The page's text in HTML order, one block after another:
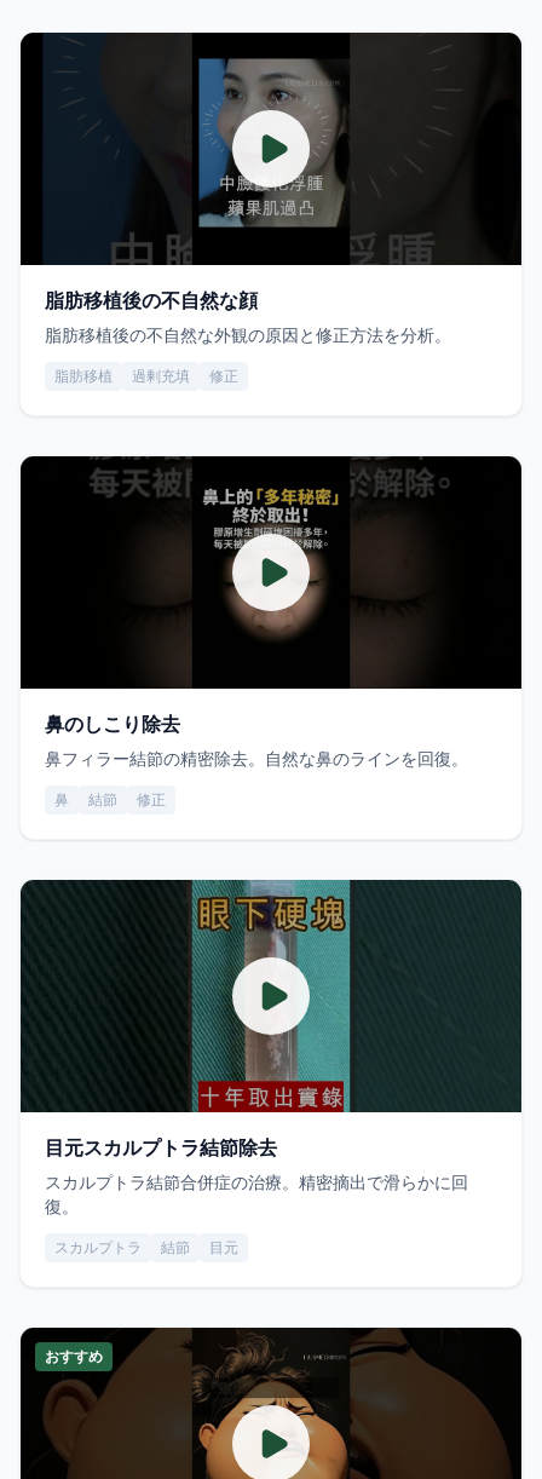
脂肪移植後の不自然な顔
脂肪移植後の不自然な外観の原因と修正方法を分析。
脂肪移植 過剰充填 修正
鼻のしこり除去
鼻フィラー結節の精密除去。自然な鼻のラインを回復。
鼻 結節 修正
目元スカルプトラ結節除去
スカルプトラ結節合併症の治療。精密摘出で滑らかに回
復。
スカルプトラ 結節 目元
おすすめ